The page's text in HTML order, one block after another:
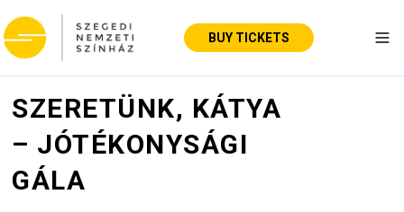
BUY TICKETS
SZERETÜNK, KÁTYA
– JÓTÉKONYSÁGI
GÁLA